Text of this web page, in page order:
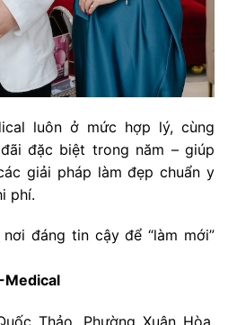
luôn ở mức hợp lý, cùng
đặc biệt trong năm – giúp
giải pháp làm đẹp chuẩn y
phí.
đáng tin cậy để “làm mới”
Medical